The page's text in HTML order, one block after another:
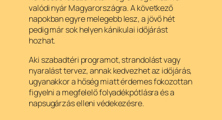
valódi nyár Magyarországra. A következő
napokban egyre melegebb lesz, a jövő hét
pedig már sok helyen kánikulai időjárást
hozhat.
Aki szabadtéri programot, strandolást vagy
nyaralást tervez, annak kedvezhet az időjárás,
ugyanakkor a hőség miatt érdemes fokozottan
figyelni a megfelelő folyadékpótlásra és a
napsugárzás elleni védekezésre.